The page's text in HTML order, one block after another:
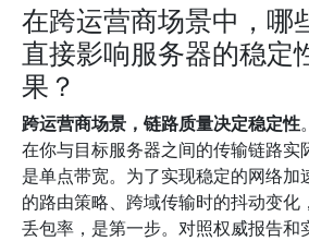
在跨运营商场景中，哪
直接影响服务器的稳定
果？
跨运营商场景，链路质量决定稳定性
在你与目标服务器之间的传输链路实
是单点带宽。为了实现稳定的网络加
的路由策略、跨域传输时的抖动变化
丢包率，是第一步。对照权威报告和